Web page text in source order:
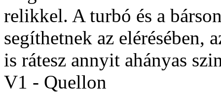
relikkel. A turbó és a
segíthetnek az elérésében,
is rátesz annyit ahányas
V1 - Quellon